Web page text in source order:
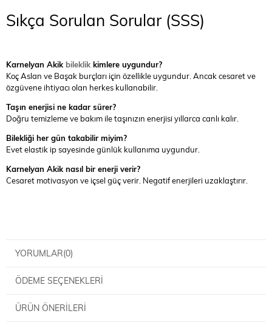
Sıkça Sorulan Sorular (SSS)
Karnelyan Akik bileklik kimlere uygundur?
Koç Aslan ve Başak burçları için özellikle uygundur. Ancak cesaret ve
özgüvene ihtiyacı olan herkes kullanabilir.
Taşın enerjisi ne kadar sürer?
Doğru temizleme ve bakım ile taşınızın enerjisi yıllarca canlı kalır.
Bilekliği her gün takabilir miyim?
Evet elastik ip sayesinde günlük kullanıma uygundur.
Karnelyan Akik nasıl bir enerji verir?
Cesaret motivasyon ve içsel güç verir. Negatif enerjileri uzaklaştırır.
YORUMLAR(0)
ÖDEME SEÇENEKLERI
ÜRÜN ÖNERILERI